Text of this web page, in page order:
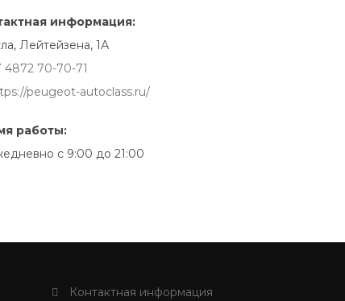
информация:
Лейтейзена, 1А
4872 70-70-71
peugeot-autoclass.ru/
работы:
с 9:00 до 21:00
Контактная информация